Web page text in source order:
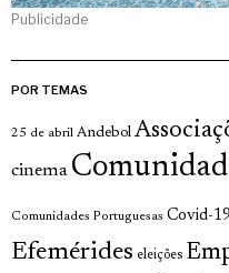
Publicidade
POR TEMAS
25 de abril Andebol
cinema
Comunidades Portuguesas Covid-19
Efemérides eleições